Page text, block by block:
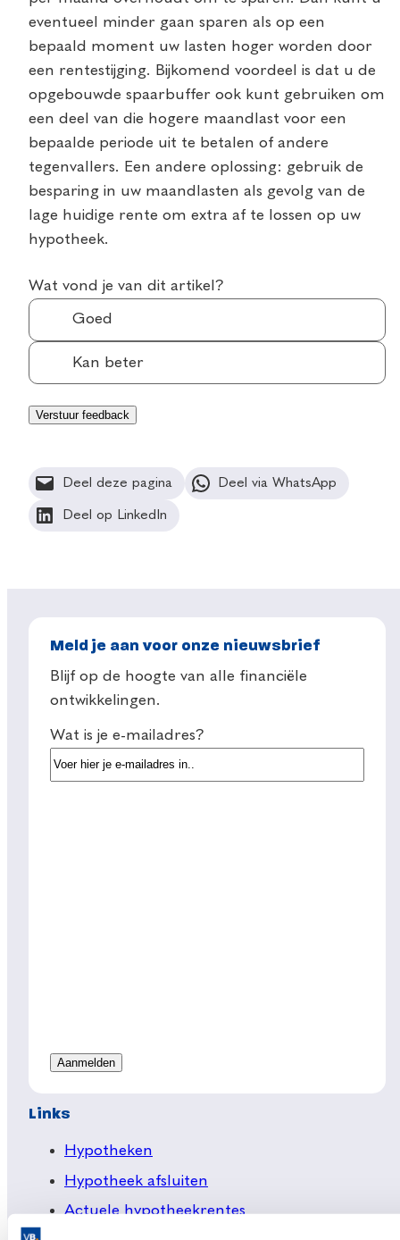
eventueel minder gaan sparen als op een
bepaald moment uw lasten hoger worden door
een rentestijging. Bijkomend voordeel is dat u de
opgebouwde spaarbuffer ook kunt gebruiken om
een deel van die hogere maandlast voor een
bepaalde periode uit te betalen of andere
tegenvallers. Een andere oplossing: gebruik de
besparing in uw maandlasten als gevolg van de
lage huidige rente om extra af te lossen op uw
hypotheek.
Wat vond je van dit artikel?
Goed
Kan beter
Deel deze pagina Deel via WhatsApp
Deel op LinkedIn
Meld je aan voor onze nieuwsbrief
Blijf op de hoogte van alle financiële
ontwikkelingen.
Wat is je e-mailadres?
Links
Hypotheken
Hypotheek afsluiten
Actuele hypotheekrentes